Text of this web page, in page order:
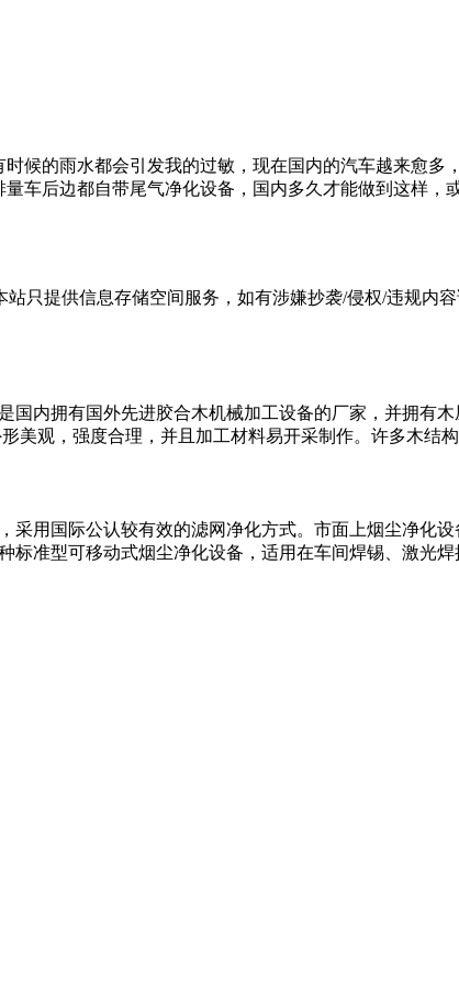
候的雨水都会引发我的过敏，现在国内的汽车越来愈
车后边都自带尾气净化设备，国内多久才能做到这样
只提供信息存储空间服务，如有涉嫌抄袭/侵权/违规内容
内拥有国外先进胶合木机械加工设备的厂家，并拥有
美观，强度合理，并且加工材料易开采制作。许多木结
用国际公认较有效的滤网净化方式。市面上烟尘净化
准型可移动式烟尘净化设备，适用在车间焊锡、激光